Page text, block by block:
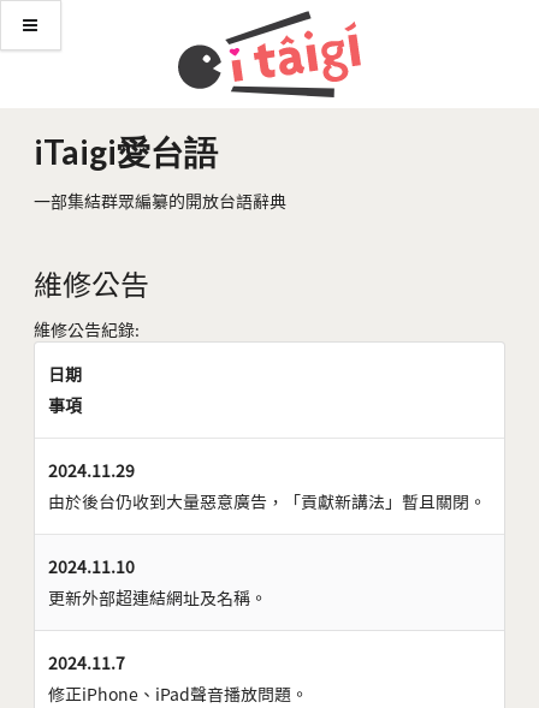
iTaigi愛台語
一部集結群眾編纂的開放台語辭典
維修公告
維修公告紀錄:
日期
事項
2024.11.29
由於後台仍收到大量惡意廣告，「貢獻新講法」暫且關閉。
2024.11.10
更新外部超連結網址及名稱。
2024.11.7
修正iPhone、iPad聲音播放問題。